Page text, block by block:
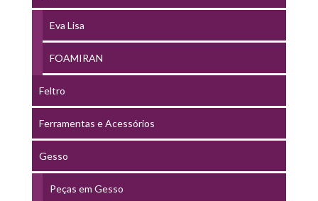
Eva Lisa
FOAMIRAN
Feltro
Ferramentas e Acessórios
Gesso
Peças em Gesso